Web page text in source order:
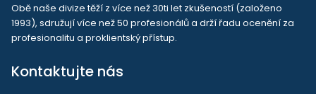
Obě naše divize těží z více než 30ti let zkušeností (založeno
1993), sdružují více než 50 profesionálů a drží řadu ocenění za
profesionalitu a proklientský přístup.
Kontaktujte nás